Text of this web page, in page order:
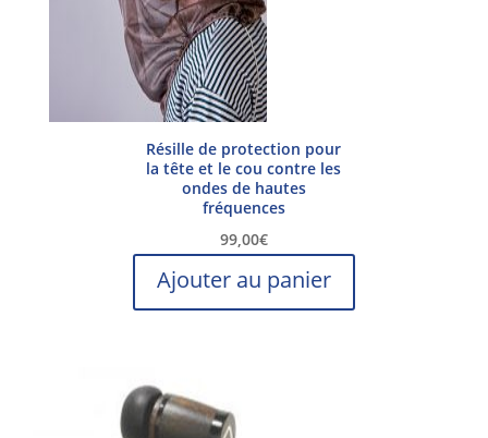
Résille de protection pour
la tête et le cou contre les
ondes de hautes
fréquences
99,00€
Ajouter au panier